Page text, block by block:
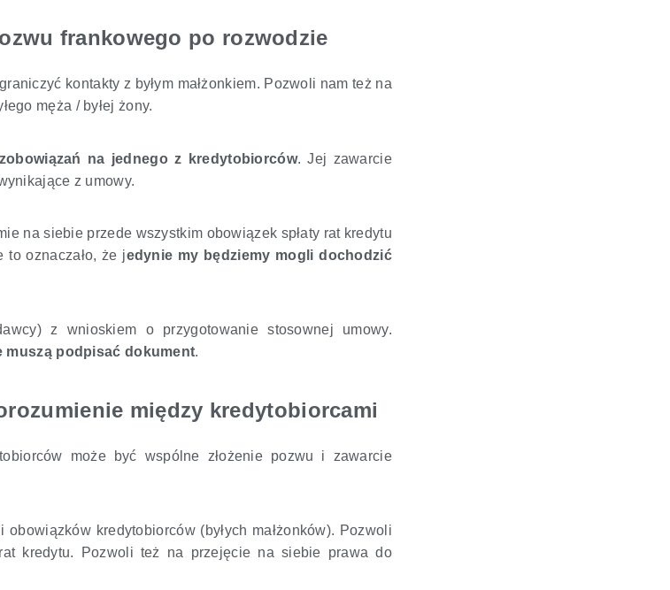
frankowego po rozwodzie
kontakty z byłym małżonkiem. Pozwoli nam też na
męża / byłej żony.
na jednego z kredytobiorców. Jej zawarcie
z umowy.
na siebie przede wszystkim obowiązek spłaty rat kredytu
oznaczało, że jedynie my będziemy mogli dochodzić
z wnioskiem o przygotowanie stosownej umowy.
muszą podpisać dokument.
między kredytobiorcami
może być wspólne złożenie pozwu i zawarcie
kredytobiorców (byłych małżonków). Pozwoli
kredytu. Pozwoli też na przejęcie na siebie prawa do